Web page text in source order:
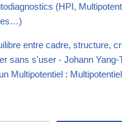
(HPI,
entre cadre, structure,
sans s'user - Johann Yang-
Multipotentiel :